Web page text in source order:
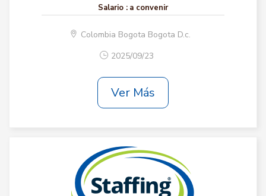
Salario : a convenir
Colombia Bogota Bogota D.c.
2025/09/23
Ver Más